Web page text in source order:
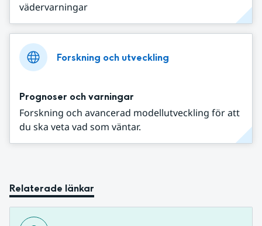
vädervarningar
Forskning och utveckling
Prognoser och varningar
Forskning och avancerad modellutveckling för att
du ska veta vad som väntar.
Relaterade länkar